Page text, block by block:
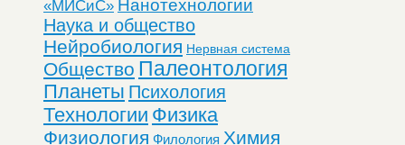
«МИСиС» Нанотехнологии
Наука и общество
Нейробиология Нервная система
Общество Палеонтология
Планеты Психология
Технологии Физика
Физиология Филология Химия